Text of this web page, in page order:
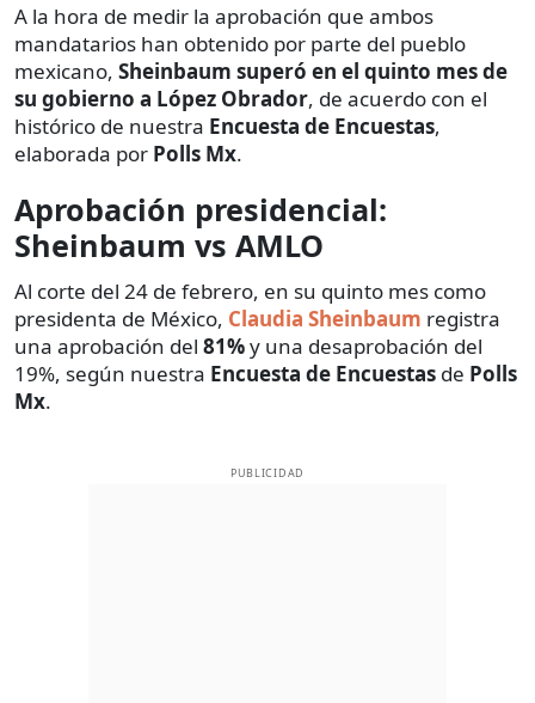
A la hora de medir la aprobación que ambos
mandatarios han obtenido por parte del pueblo
mexicano, Sheinbaum superó en el quinto mes de
su gobierno a López Obrador, de acuerdo con el
histórico de nuestra Encuesta de Encuestas,
elaborada por Polls Mx.
Aprobación presidencial:
Sheinbaum vs AMLO
Al corte del 24 de febrero, en su quinto mes como
presidenta de México, Claudia Sheinbaum registra
una aprobación del 81%y una desaprobación del
19%, según nuestra Encuesta de Encuestas de Polls
Mx.
PUBLICIDAD